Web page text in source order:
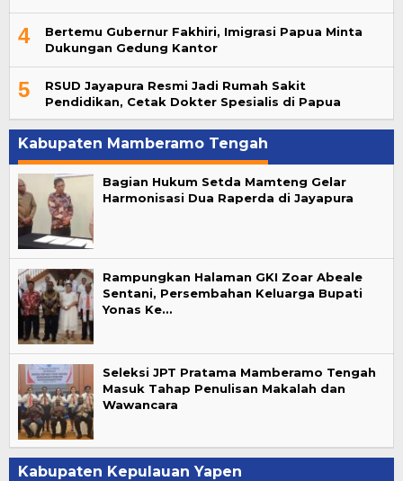
4
Bertemu Gubernur Fakhiri, Imigrasi Papua Minta
Dukungan Gedung Kantor
5
RSUD Jayapura Resmi Jadi Rumah Sakit
Pendidikan, Cetak Dokter Spesialis di Papua
Kabupaten Mamberamo Tengah
Bagian Hukum Setda Mamteng Gelar
Harmonisasi Dua Raperda di Jayapura
Rampungkan Halaman GKI Zoar Abeale
Sentani, Persembahan Keluarga Bupati
Yonas Ke…
Seleksi JPT Pratama Mamberamo Tengah
Masuk Tahap Penulisan Makalah dan
Wawancara
Kabupaten Kepulauan Yapen